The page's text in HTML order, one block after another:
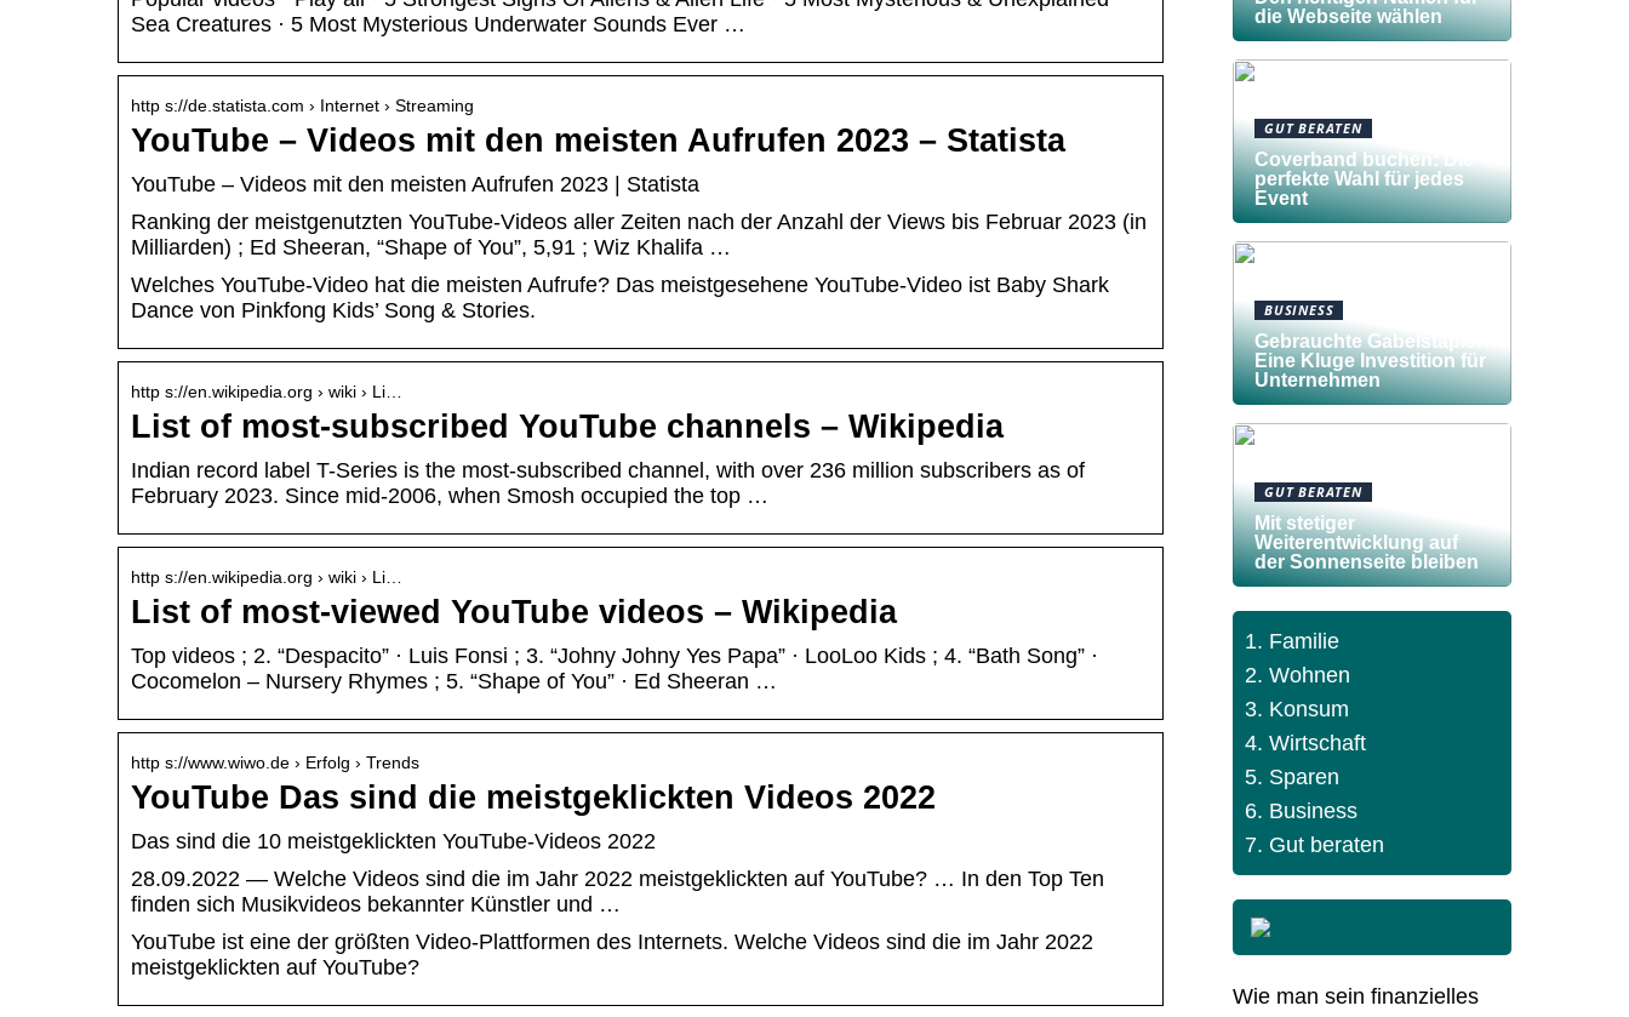
Sea Creatures · 5 Most Mysterious Underwater Sounds Ever …
http s://de.statista.com › Internet › Streaming
YouTube – Videos mit den meisten Aufrufen 2023 – Statista
YouTube – Videos mit den meisten Aufrufen 2023 | Statista
Ranking der meistgenutzten YouTube-Videos aller Zeiten nach der Anzahl der Views bis Februar 2023 (in
Milliarden) ; Ed Sheeran, “Shape of You”, 5,91 ; Wiz Khalifa …
Welches YouTube-Video hat die meisten Aufrufe? Das meistgesehene YouTube-Video ist Baby Shark
Dance von Pinkfong Kids’ Song & Stories.
http s://en.wikipedia.org › wiki › Li…
List of most-subscribed YouTube channels – Wikipedia
Indian record label T-Series is the most-subscribed channel, with over 236 million subscribers as of
February 2023. Since mid-2006, when Smosh occupied the top …
http s://en.wikipedia.org › wiki › Li…
List of most-viewed YouTube videos – Wikipedia
Top videos ; 2. “Despacito” · Luis Fonsi ; 3. “Johny Johny Yes Papa” · LooLoo Kids ; 4. “Bath Song” ·
Cocomelon – Nursery Rhymes ; 5. “Shape of You” · Ed Sheeran …
http s://www.wiwo.de › Erfolg › Trends
YouTube Das sind die meistgeklickten Videos 2022
Das sind die 10 meistgeklickten YouTube-Videos 2022
28.09.2022 — Welche Videos sind die im Jahr 2022 meistgeklickten auf YouTube? … In den Top Ten
finden sich Musikvideos bekannter Künstler und …
YouTube ist eine der größten Video-Plattformen des Internets. Welche Videos sind die im Jahr 2022
meistgeklickten auf YouTube?
die Webseite wählen
GUT BERATEN
Coverband buchen: Die
perfekte Wahl für jedes
Event
BUSINESS
Gebrauchte Gabelstapler:
Eine Kluge Investition für
Unternehmen
GUT BERATEN
Mit stetiger
Weiterentwicklung auf
der Sonnenseite bleiben
Familie
Wohnen
Konsum
Wirtschaft
Sparen
Business
Gut beraten
Wie man sein finanzielles